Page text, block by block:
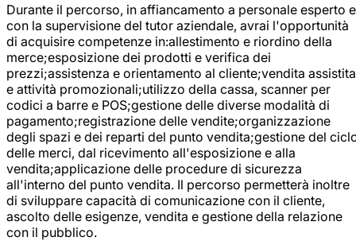
Durante il percorso, in affiancamento a personale esperto e
con la supervisione del tutor aziendale, avrai l'opportunità
di acquisire competenze in:allestimento e riordino della
merce;esposizione dei prodotti e verifica dei
prezzi;assistenza e orientamento al cliente;vendita assistita
e attività promozionali;utilizzo della cassa, scanner per
codici a barre e POS;gestione delle diverse modalità di
pagamento;registrazione delle vendite;organizzazione
degli spazi e dei reparti del punto vendita;gestione del
delle merci, dal ricevimento all'esposizione e alla
vendita;applicazione delle procedure di sicurezza
all'interno del punto vendita. Il percorso permetterà inoltre
di sviluppare capacità di comunicazione con il cliente,
ascolto delle esigenze, vendita e gestione della relazione
con il pubblico.